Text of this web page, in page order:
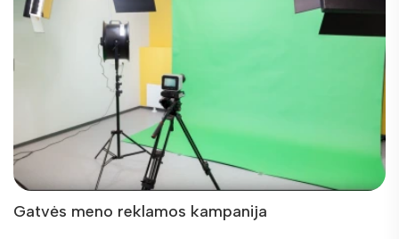
Gatvės meno reklamos kampanija